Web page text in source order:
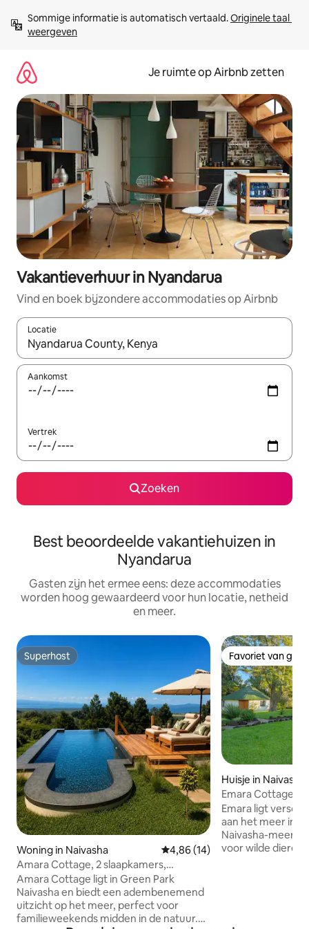
direct
naar
Sommige informatie is automatisch vertaald. Originele taal
weergeven
Je ruimte op Airbnb zetten
Vakantieverhuur in Nyandarua
Vind en boek bijzondere accommodaties op Airbnb
Locatie
Wanneer er suggesties beschikbaar zijn, maak je een keuze
Aankomst
Vertrek
Zoeken
Best beoordeelde vakantiehuizen in
Nyandarua
Gasten zijn het ermee eens: deze accommodaties
worden hoog gewaardeerd voor hun locatie, netheid
en meer.
Superhost
Superhost
Woning in Naivasha Gemiddelde beoordeling van
4,86 (14)
Amara Cottage, 2 slaapkamers,
zwembad, Green Park Naivasha
Amara Cottage ligt in Green Park
Naivasha en biedt een adembenemend
uitzicht op het meer, perfect voor
familieweekends midden in de natuur.
Favoriet van
Favoriet van
Huisje in Naivasha
Emara Cottage |
Emara ligt
aan het meer in
Naivasha-meer
voor wilde